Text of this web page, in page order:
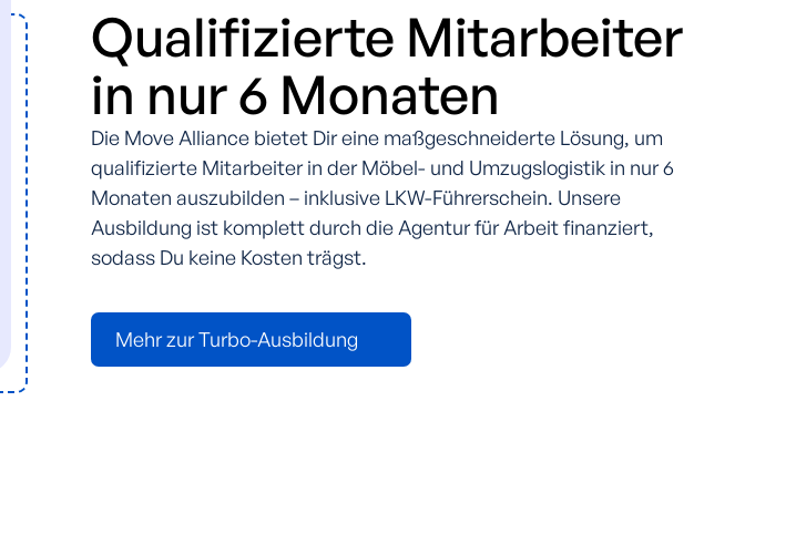
Qualifizierte Mitarbeiter
in nur 6 Monaten
Die Move Alliance bietet Dir eine maßgeschneiderte Lösung, um
qualifizierte Mitarbeiter in der Möbel- und Umzugslogistik in nur 6
Monaten auszubilden – inklusive LKW-Führerschein. Unsere
Ausbildung ist komplett durch die Agentur für Arbeit finanziert,
sodass Du keine Kosten trägst.
Mehr zur Turbo-Ausbildung